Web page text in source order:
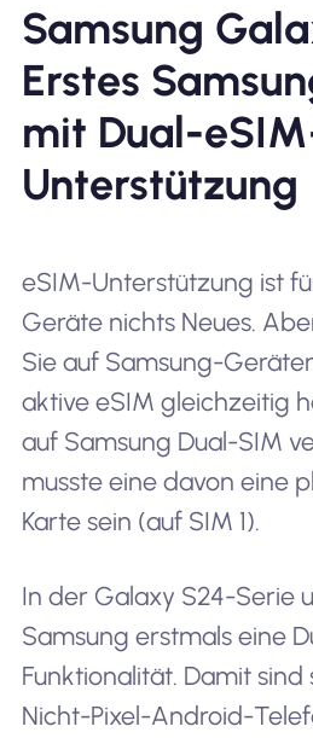
Samsung
Erstes
mit Dual-
Unterstützung
eSIM-Unterstützung ist
Geräte nichts Neues.
Sie auf Samsung-
aktive eSIM gleichzeitig
auf Samsung Dual-SIM
musste eine davon eine
Karte sein (auf SIM 1).
In der Galaxy S24-Serie
Samsung erstmals eine
Funktionalität. Damit sind
Nicht-Pixel-Android-